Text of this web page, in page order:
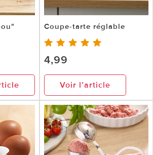
Coupe-tarte réglable
4,99
Voir l’article